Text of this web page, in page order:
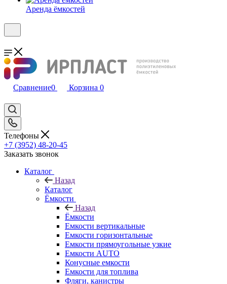
Аренда ёмкостей
Сравнение0 Корзина 0
Телефоны
+7 (3952) 48-20-45
Заказать звонок
Каталог
Назад
Каталог
Ёмкости
Назад
Ёмкости
Емкости вертикальные
Емкости горизонтальные
Емкости прямоугольные узкие
Емкости АUТО
Конусные емкости
Емкости для топлива
Фляги, канистры